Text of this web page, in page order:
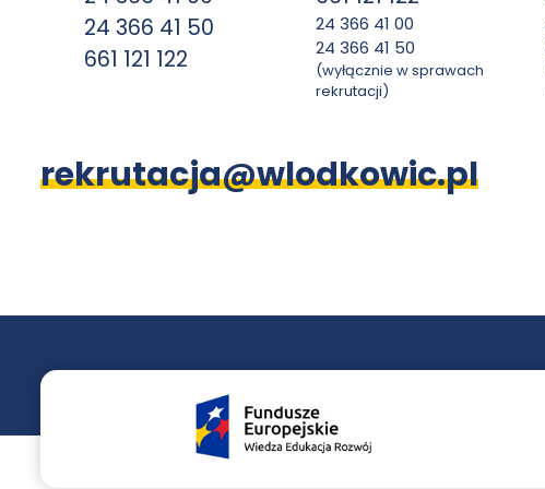
24 366 41 50
661 121 122
24 366 41 00
24 366 41 50
(wyłącznie w sprawach
rekrutacji)
rekrutacja@wlodkowic.pl